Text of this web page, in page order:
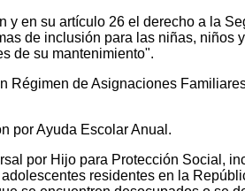
en su artículo 26 el derecho a la
de inclusión para las niñas, niños
de su mantenimiento".
Régimen de Asignaciones
por Ayuda Escolar Anual.
por Hijo para Protección Social,
residentes en la